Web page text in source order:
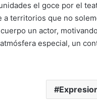
el goce por el
a territorios que no
un actor,
especial, un